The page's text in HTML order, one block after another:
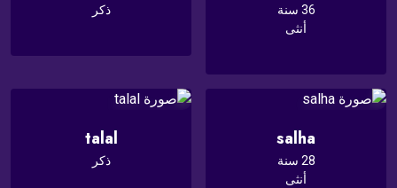
36 سنة
أنثى
ذكر
salha
28 سنة
أنثى
talal
ذكر